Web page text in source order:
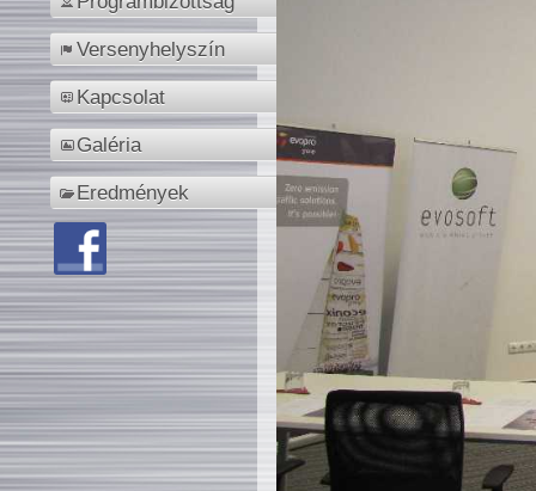
Versenyhelyszín
Kapcsolat
Galéria
Eredmények